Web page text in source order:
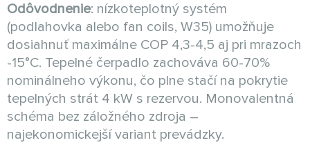
Odôvodnenie: nízkoteplotný systém
(podlahovka alebo fan coils, W35) umožňuje
dosiahnuť maximálne COP 4,3-4,5 aj pri mrazoch
-15°C. Tepelné čerpadlo zachováva 60-70%
nominálneho výkonu, čo plne stačí na pokrytie
tepelných strát 4 kW s rezervou. Monovalentná
schéma bez záložného zdroja –
najekonomickejší variant prevádzky.